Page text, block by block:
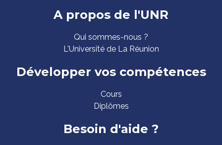
A propos de l'UNR
Qui sommes-nous ?
L'Université de La Réunion
Développer vos compétences
Cours
Diplômes
Besoin d'aide ?